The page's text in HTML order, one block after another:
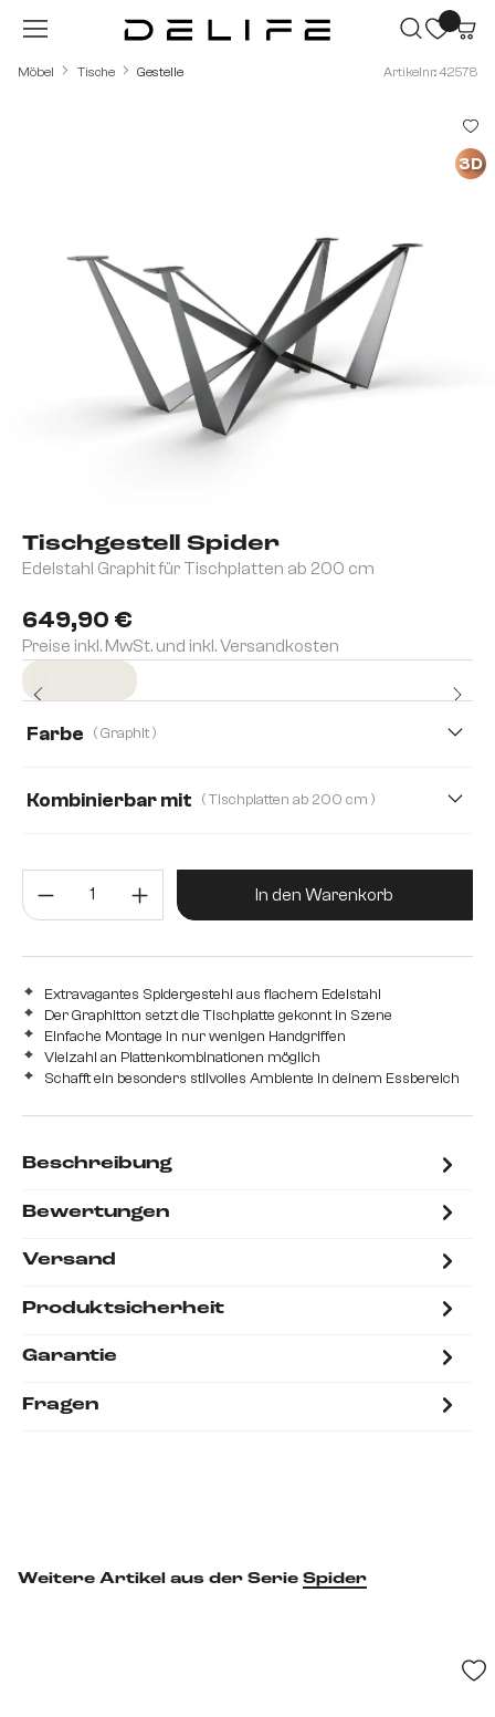
Zum Hauptinhalt springen
Möbel Tische Gestelle Artikelnr.: 42578
Tischgestell Spider
Edelstahl Graphit für Tischplatten ab 200 cm
649,90 €
Preise inkl. MwSt. und inkl. Versandkosten
Farbe ( Graphit )
Kombinierbar mit ( Tischplatten ab 200 cm )
Tischplatten ab 200 cmProdukt Anzahl: Gib den
In den Warenkorb
Extravagantes Spidergestehl aus flachem Edelstahl
Der Graphitton setzt die Tischplatte gekonnt in Szene
Einfache Montage in nur wenigen Handgriffen
Vielzahl an Plattenkombinationen möglich
Schafft ein besonders stilvolles Ambiente in deinem Essbereich
3D
Beschreibung
Bewertungen
Versand
Produktsicherheit
Garantie
Fragen
Weitere Artikel aus der Serie Spider